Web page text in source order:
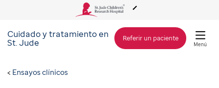
Acerca de St. Jude
Cuidado y tratamiento
Cuidado y tratamiento en
St. Jude Referir un paciente
Menú
Ensayos clínicos